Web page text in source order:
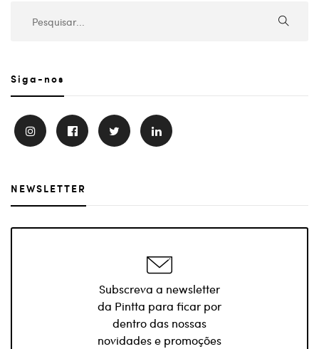
Siga-nos
NEWSLETTER
Subscreva a newsletter
da Pintta para ficar por
dentro das nossas
novidades e promoções